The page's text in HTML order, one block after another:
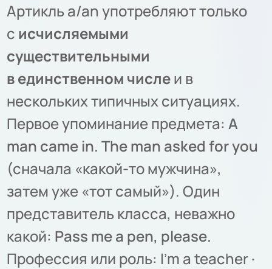
Артикль a/an употребляют только
с исчисляемыми
существительными
в единственном числеи в
нескольких типичных ситуациях.
Первое упоминание предмета: A
man came in. The man asked for you
(сначала «какой-то мужчина»,
затем уже «тот самый»). Один
представитель класса, неважно
какой: Pass me a pen, please.
Профессия или роль: Iʼm a teacher ·